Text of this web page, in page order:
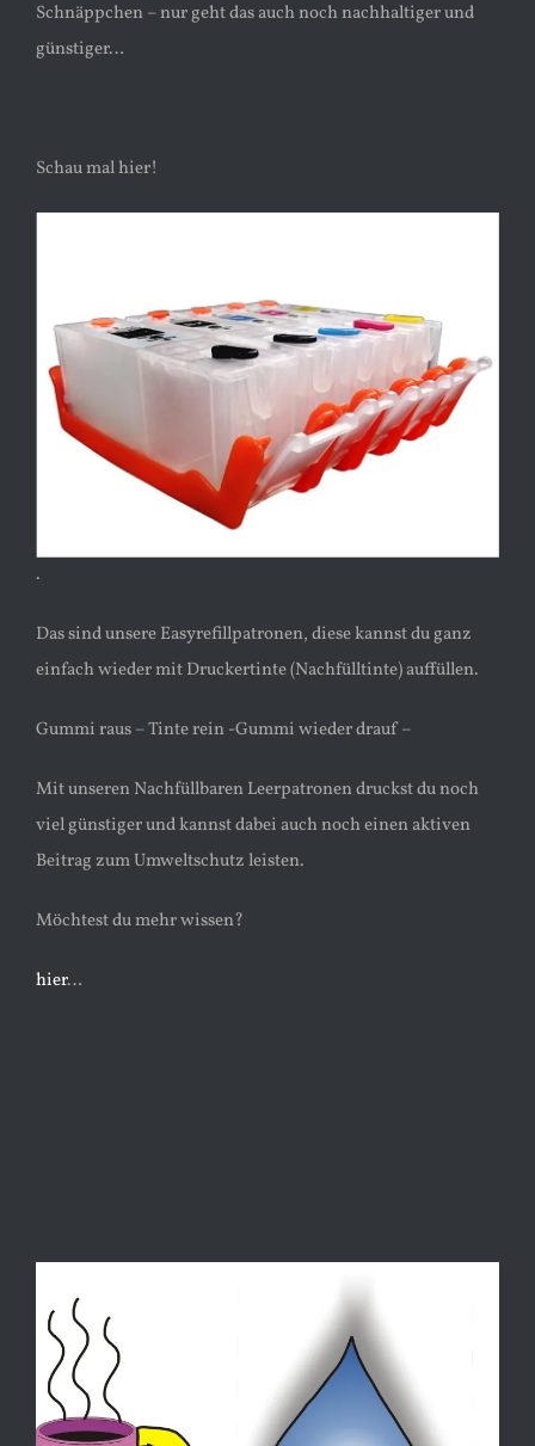
Schnäppchen – nur geht das auch noch nachhaltiger und
günstiger…
Schau mal hier!
.
Das sind unsere Easyrefillpatronen, diese kannst du ganz
einfach wieder mit Druckertinte (Nachfülltinte) auffüllen.
Gummi raus – Tinte rein -Gummi wieder drauf –
Mit unseren Nachfüllbaren Leerpatronen druckst du noch
viel günstiger und kannst dabei auch noch einen aktiven
Beitrag zum Umweltschutz leisten.
Möchtest du mehr wissen?
hier…